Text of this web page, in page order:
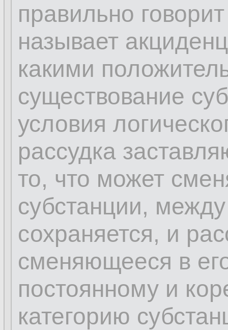
правильно
называет
какими
существование
условия
рассудка
то, что может
субстанции,
сохраняется, и
сменяющееся в
постоянному и
категорию